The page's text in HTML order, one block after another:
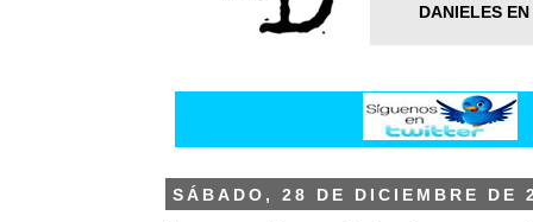
DANIELES
SÁBADO, 28 DE DICIEMBRE DE